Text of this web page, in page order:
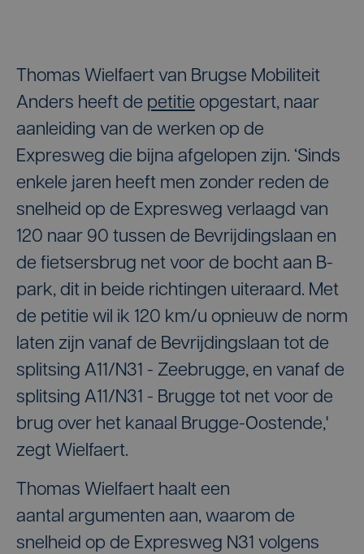
Thomas Wielfaert van Brugse Mobiliteit
Anders heeft de petitie opgestart, naar
aanleiding van de werken op de
Expresweg die bijna afgelopen zijn. ‘Sinds
enkele jaren heeft men zonder reden de
snelheid op de Expresweg verlaagd van
120 naar 90 tussen de Bevrijdingslaan en
de fietsersbrug net voor de bocht aan B-
park, dit in beide richtingen uiteraard. Met
de petitie wil ik 120 km/u opnieuw de norm
laten zijn vanaf de Bevrijdingslaan tot de
splitsing A11/N31 - Zeebrugge, en vanaf de
splitsing A11/N31 - Brugge tot net voor de
brug over het kanaal Brugge-Oostende,'
zegt Wielfaert.
Thomas Wielfaert haalt een
aantal argumenten aan, waarom de
snelheid op de Expresweg N31 volgens